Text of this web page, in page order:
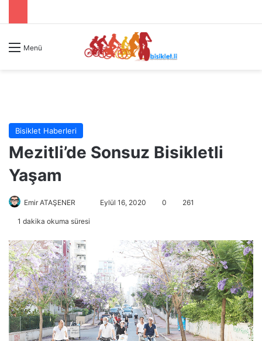
Menü
Bisiklet Haberleri
Mezitli’de Sonsuz Bisikletli
Yaşam
Emir ATAŞENER
e
-
p
o
s
t
a
Eylül 16, 2020 0 261
1 dakika okuma süresi